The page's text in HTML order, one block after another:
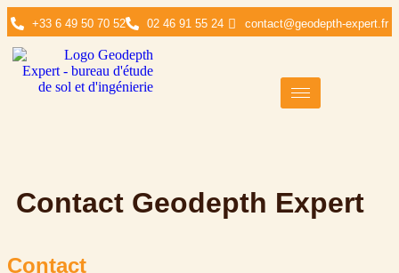
+33 6 49 50 70 52 02 46 91 55 24 contact@geodepth-expert.fr
Contact Geodepth Expert
Contact​